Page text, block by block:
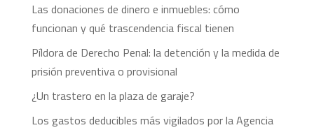
Las donaciones de dinero e inmuebles: cómo
funcionan y qué trascendencia fiscal tienen
Píldora de Derecho Penal: la detención y la medida de
prisión preventiva o provisional
¿Un trastero en la plaza de garaje?
Los gastos deducibles más vigilados por la Agencia